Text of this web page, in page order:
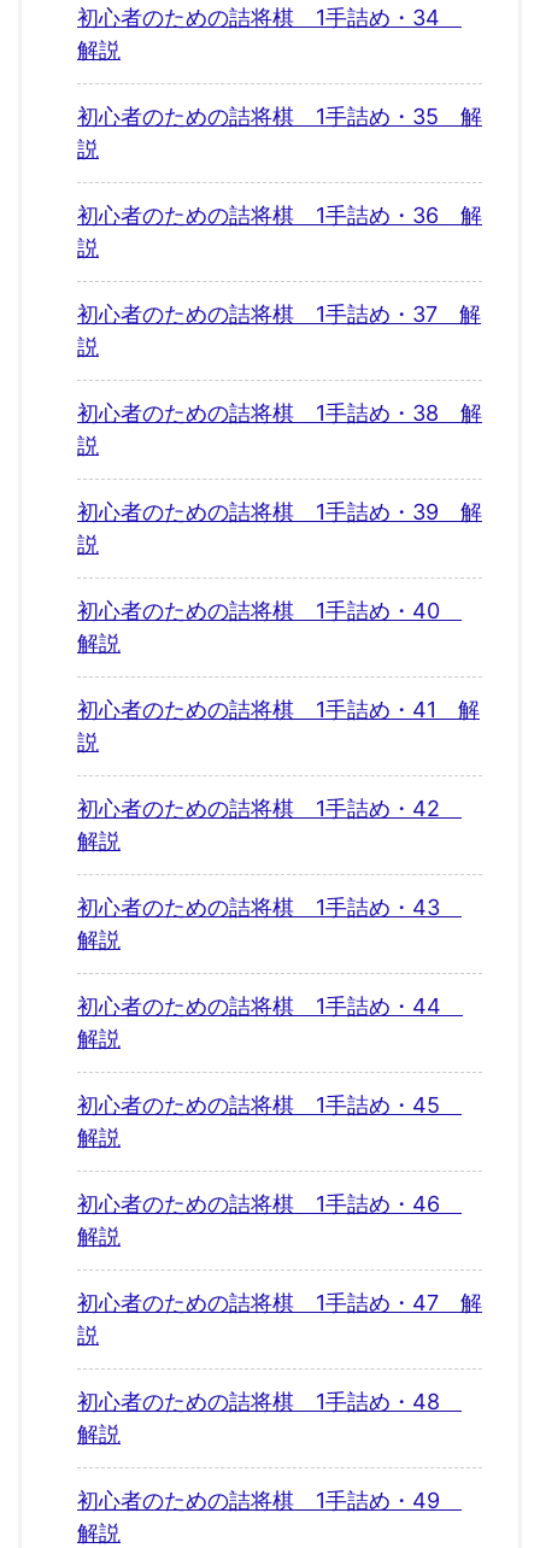
初心者のための詰将棋 1手詰め・34
解説
初心者のための詰将棋 1手詰め・35 解
説
初心者のための詰将棋 1手詰め・36 解
説
初心者のための詰将棋 1手詰め・37 解
説
初心者のための詰将棋 1手詰め・38 解
説
初心者のための詰将棋 1手詰め・39 解
説
初心者のための詰将棋 1手詰め・40
解説
初心者のための詰将棋 1手詰め・41 解
説
初心者のための詰将棋 1手詰め・42
解説
初心者のための詰将棋 1手詰め・43
解説
初心者のための詰将棋 1手詰め・44
解説
初心者のための詰将棋 1手詰め・45
解説
初心者のための詰将棋 1手詰め・46
解説
初心者のための詰将棋 1手詰め・47 解
説
初心者のための詰将棋 1手詰め・48
解説
初心者のための詰将棋 1手詰め・49
解説